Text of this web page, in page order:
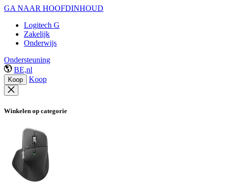
GA NAAR HOOFDINHOUD
Logitech G
Zakelijk
Onderwijs
Ondersteuning
BE,nl
Koop Koop
Winkelen op categorie